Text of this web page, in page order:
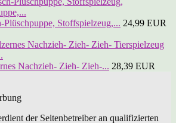
Stoffspielzeug,... 24,99 EUR
Nachzieh- Zieh- Zieh-... 28,39 EUR
der Seitenbetreiber an qualifizierten